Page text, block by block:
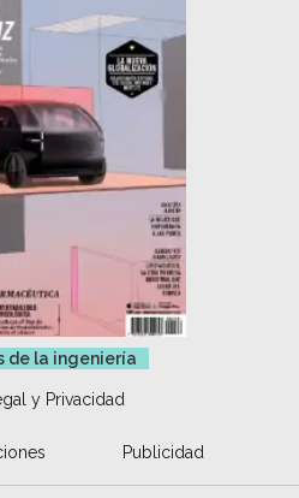
de la ingeniería
y Privacidad
Publicidad